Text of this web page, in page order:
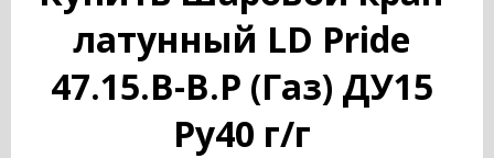
латунный LD Pride
47.15.В-В.Р (Газ) ДУ15
Ру40 г/г